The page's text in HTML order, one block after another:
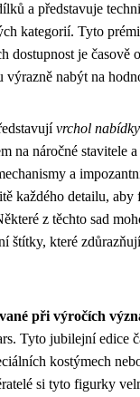
a představuje
kategorií. Tyto
dostupnost je časově
nabýt na
vrchol
na náročné stavitele
a
každého detailu, aby
z těchto sad
štítky, které
při výročích
Tyto jubilejní edice
kostýmech
si tyto figurky